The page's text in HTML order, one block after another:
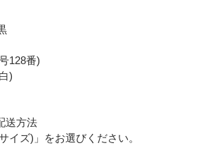
128番)
)
送方法
イズ)」をお選びください。